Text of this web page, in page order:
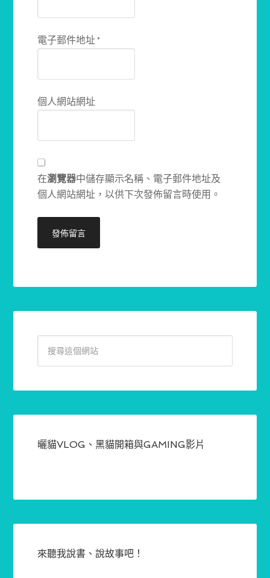
電子郵件地址*
個人網站網址
在瀏覽器中儲存顯示名稱、電子郵件地址及
個人網站網址，以供下次發佈留言時使用。
曬貓VLOG、黑貓開箱與GAMING影片
來聽我說書、說故事吧！